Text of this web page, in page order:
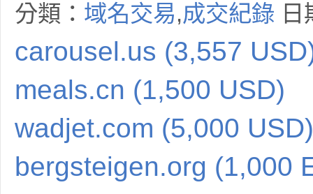
分類： 域名交易,成交紀錄
carousel.us (3,557
meals.cn (1,500 USD)
wadjet.com (5,000 USD)
bergsteigen.org (1,000